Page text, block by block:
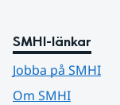
SMHI-länkar
Jobba på SMHI
Om SMHI